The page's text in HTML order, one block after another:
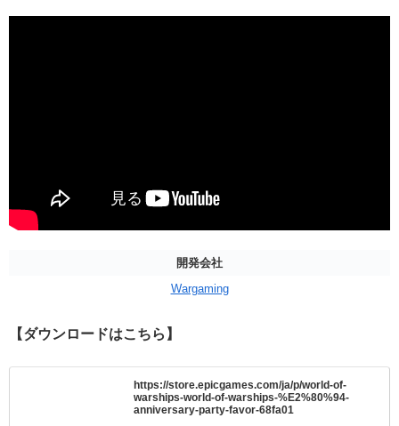
開発会社
Wargaming
【ダウンロードはこちら】
https://store.epicgames.com/ja/p/world-of-
warships-world-of-warships-%E2%80%94-
anniversary-party-favor-68fa01